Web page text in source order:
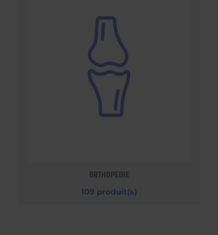
ORTHOPEDIE
109 produit(s)